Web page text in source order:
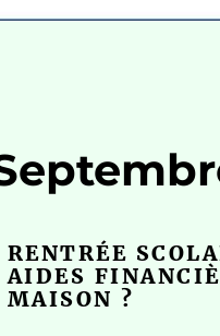
RENTRÉE
AIDES
MAISON ?